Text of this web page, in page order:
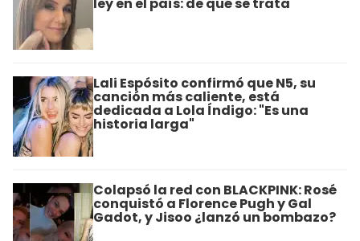
Lali Espósito confirmó que N5, su
canción más caliente, está
dedicada a Lola Índigo: "Es una
historia larga"
Colapsó la red con BLACKPINK: Rosé
conquistó a Florence Pugh y Gal
Gadot, y Jisoo ¿lanzó un bombazo?